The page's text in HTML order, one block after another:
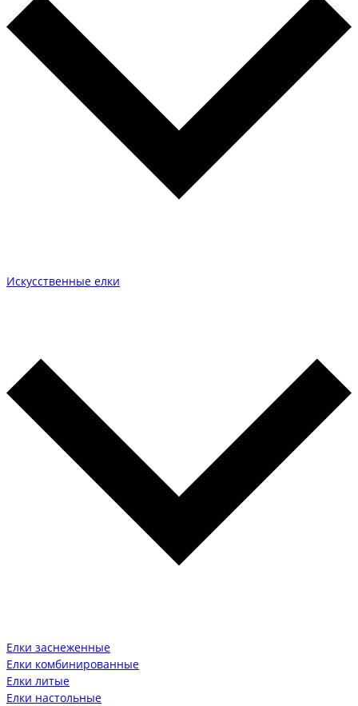
Искусственные елки
Елки заснеженные
Елки комбинированные
Елки литые
Елки настольные